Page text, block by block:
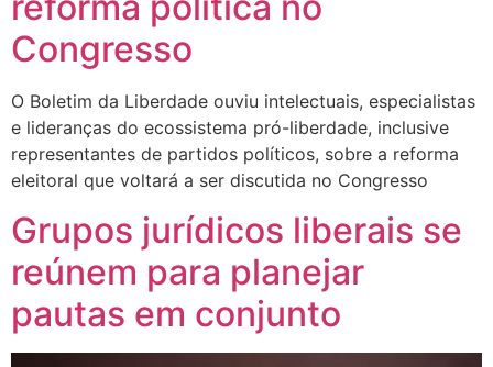
Congresso
O Boletim da Liberdade ouviu intelectuais, especialistas
e lideranças do ecossistema pró-liberdade, inclusive
representantes de partidos políticos, sobre a reforma
eleitoral que voltará a ser discutida no Congresso
Grupos jurídicos liberais se
reúnem para planejar
pautas em conjunto